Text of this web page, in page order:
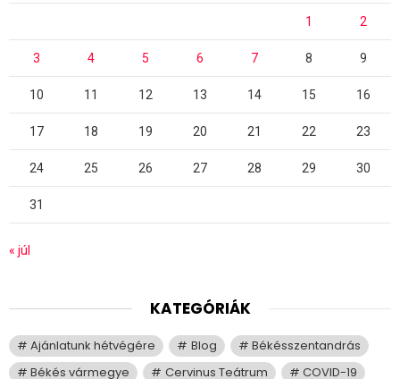
1 2
3 4 5 6 7 8 9
10 11 12 13 14 15 16
17 18 19 20 21 22 23
24 25 26 27 28 29 30
31
« júl
KATEGÓRIÁK
Ajánlatunk hétvégére Blog
Békésszentandrás
Békés vármegye
Cervinus Teátrum
COVID-19